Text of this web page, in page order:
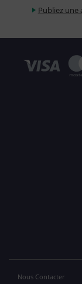
Publiez une
Nous Contacter